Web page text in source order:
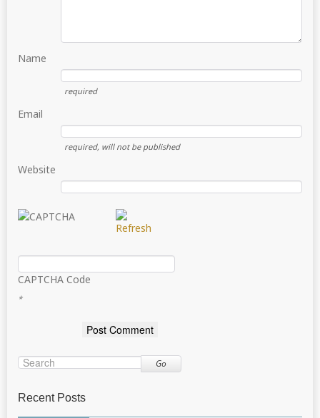
Name
required
Email
required, will not be published
Website
CAPTCHA Code
*
Go
Recent Posts